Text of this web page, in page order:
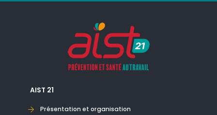
AIST 21
Présentation et organisation